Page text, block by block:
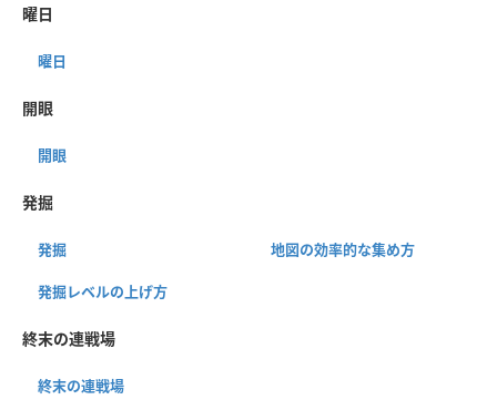
曜日
曜日
開眼
開眼
発掘
発掘 地図の効率的な集め方
発掘レベルの上げ方
終末の連戦場
終末の連戦場